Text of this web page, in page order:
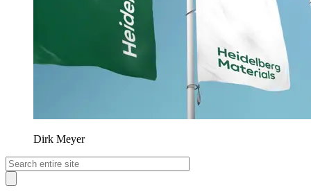
Dirk Meyer